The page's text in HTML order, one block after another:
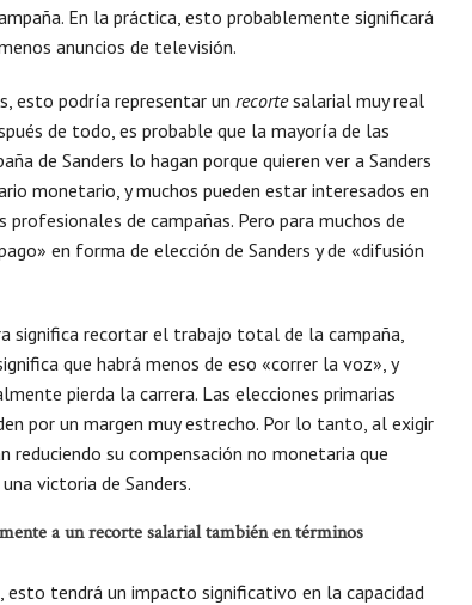
En la práctica, esto probablemente significará
anuncios de televisión.
esto podría representar un recortesalarial muy real
de todo, es probable que la mayoría de las
de Sanders lo hagan porque quieren ver a Sanders
monetario, y muchos pueden estar interesados en
de campañas. Pero para muchos de
en forma de elección de Sanders y de «difusión
significa recortar el trabajo total de la campaña,
que habrá menos de eso «correr la voz», y
pierda la carrera. Las elecciones primarias
por un margen muy estrecho. Por lo tanto, al exigir
su compensación no monetaria que
victoria de Sanders.
a un recorte salarial también en términos
esto tendrá un impacto significativo en la capacidad